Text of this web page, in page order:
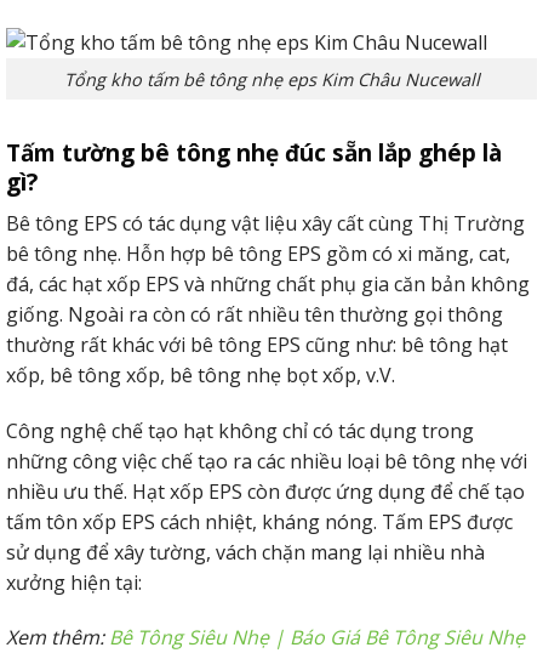
Tổng kho tấm bê tông nhẹ eps Kim Châu Nucewall
Tấm tường bê tông nhẹ đúc sẵn lắp ghép là
gì?
Bê tông EPS có tác dụng vật liệu xây cất cùng Thị Trường
bê tông nhẹ. Hỗn hợp bê tông EPS gồm có xi măng, cat,
đá, các hạt xốp EPS và những chất phụ gia căn bản không
giống. Ngoài ra còn có rất nhiều tên thường gọi thông
thường rất khác với bê tông EPS cũng như: bê tông hạt
xốp, bê tông xốp, bê tông nhẹ bọt xốp, v.V.
Công nghệ chế tạo hạt không chỉ có tác dụng trong
những công việc chế tạo ra các nhiều loại bê tông nhẹ với
nhiều ưu thế. Hạt xốp EPS còn được ứng dụng để chế tạo
tấm tôn xốp EPS cách nhiệt, kháng nóng. Tấm EPS được
sử dụng để xây tường, vách chặn mang lại nhiều nhà
xưởng hiện tại:
Xem thêm:Bê Tông Siêu Nhẹ | Báo Giá Bê Tông Siêu Nhẹ